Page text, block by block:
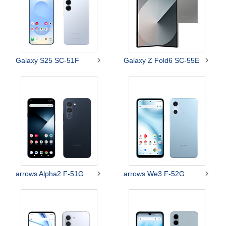
Galaxy S25 SC-51F  Galaxy Z Fold6 SC-55E 
arrows Alpha2 F-51G  arrows We3 F-52G 